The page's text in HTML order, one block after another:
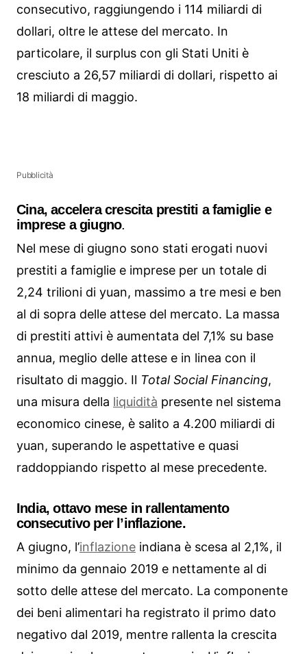
consecutivo, raggiungendo i 114 miliardi di
dollari, oltre le attese del mercato. In
particolare, il surplus con gli Stati Uniti è
cresciuto a 26,57 miliardi di dollari, rispetto ai
18 miliardi di maggio.
Pubblicità
Cina, accelera crescita prestiti a famiglie e
imprese a giugno.
Nel mese di giugno sono stati erogati nuovi
prestiti a famiglie e imprese per un totale di
2,24 trilioni di yuan, massimo a tre mesi e ben
al di sopra delle attese del mercato. La massa
di prestiti attivi è aumentata del 7,1% su base
annua, meglio delle attese e in linea con il
risultato di maggio. Il Total Social Financing,
una misura della liquidità presente nel sistema
economico cinese, è salito a 4.200 miliardi di
yuan, superando le aspettative e quasi
raddoppiando rispetto al mese precedente.
India, ottavo mese in rallentamento
consecutivo per l’inflazione.
A giugno, l’inflazione indiana è scesa al 2,1%, il
minimo da gennaio 2019 e nettamente al di
sotto delle attese del mercato. La componente
dei beni alimentari ha registrato il primo dato
negativo dal 2019, mentre rallenta la crescita